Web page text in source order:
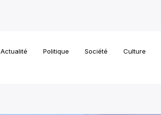
Actualité Politique Société Culture